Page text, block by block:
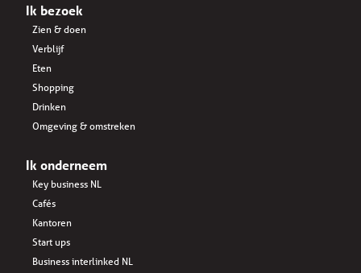
Ik bezoek
Zien & doen
Verblijf
Eten
Shopping
Drinken
Omgeving & omstreken
Ik onderneem
Key business NL
Cafés
Kantoren
Start ups
Business interlinked NL